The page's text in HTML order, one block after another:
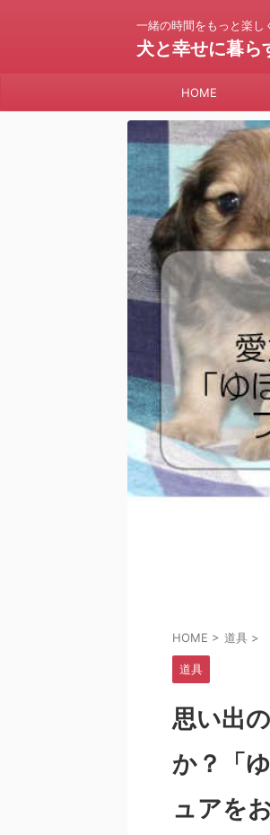
一緒の時間をもっと楽し
犬と幸せに暮ら
HOME
HOME > 道具 >
道具
思い出
か？「
ュアを